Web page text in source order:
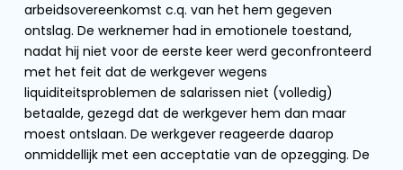
arbeidsovereenkomst c.q. van het hem gegeven
ontslag. De werknemer had in emotionele toestand,
nadat hij niet voor de eerste keer werd geconfronteerd
met het feit dat de werkgever wegens
liquiditeitsproblemen de salarissen niet (volledig)
betaalde, gezegd dat de werkgever hem dan maar
moest ontslaan. De werkgever reageerde daarop
onmiddellijk met een acceptatie van de opzegging. De